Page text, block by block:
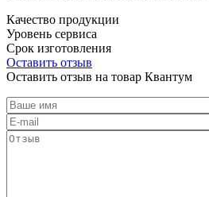
Качество продукции
Уровень сервиса
Срок изготовления
Оставить отзыв
Оставить отзыв на товар Квантум